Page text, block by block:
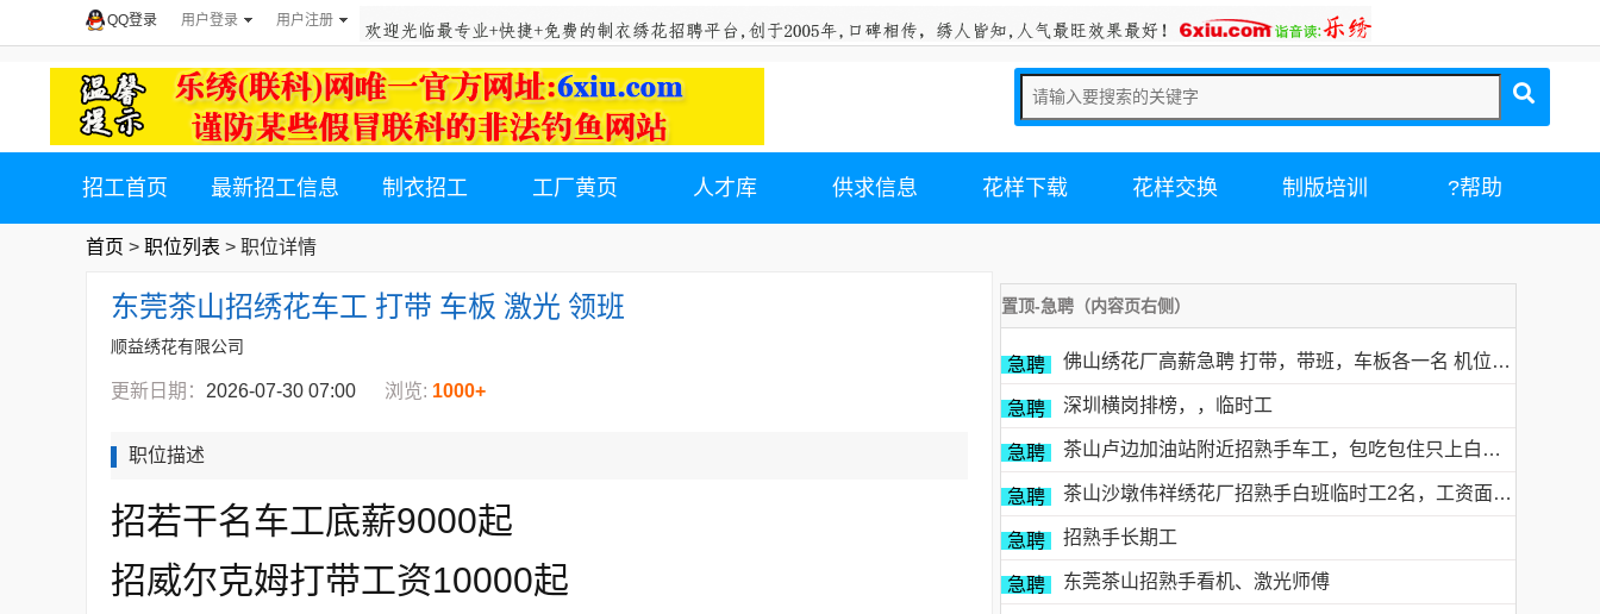
用户登录 用户注册
QQ登录
招工首页 最新招工信息 制衣招工 工厂黄页 人才库 供求信息 花样下载 花样交换 制版培训 ?帮助
首页 > 职位列表 > 职位详情
东莞茶山招绣花车工 打带 车板 激光 领班
顺益绣花有限公司
更新日期： 2026-07-30 07:00 浏览: 1000+
职位描述
招若干名车工底薪9000起
招威尔克姆打带工资10000起
置顶-急聘（内容页右侧）
急聘 佛山绣花厂高薪急聘 打带，带班，车板各一名 机位多名
急聘 深圳横岗排榜，，临时工
急聘 茶山卢边加油站附近招熟手车工，包吃包住只上白班，工资面议有的请电德胜13546915117
急聘 茶山沙墩伟祥绣花厂招熟手白班临时工2名，工资面议，包吃住有的请电18676754153黎生
急聘 招熟手长期工
急聘 东莞茶山招熟手看机、激光师傅